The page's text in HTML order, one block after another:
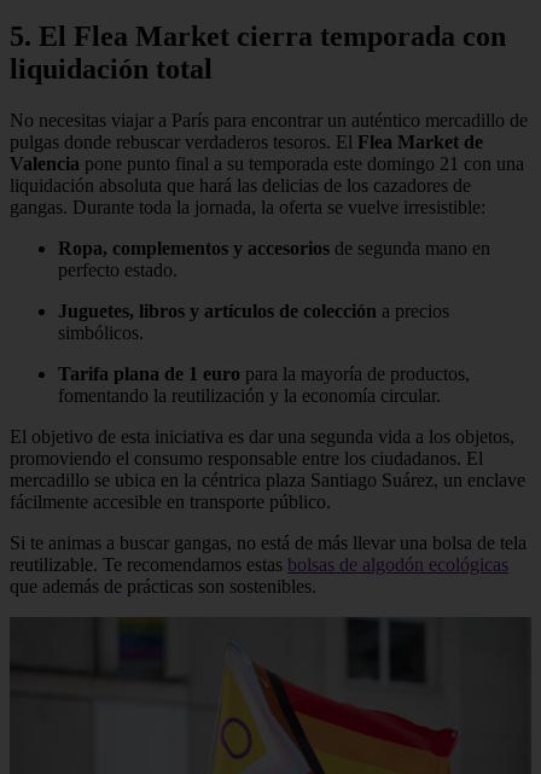
5. El Flea Market cierra temporada con
liquidación total
No necesitas viajar a París para encontrar un auténtico mercadillo de
pulgas donde rebuscar verdaderos tesoros. El Flea Market de
Valencia pone punto final a su temporada este domingo 21 con una
liquidación absoluta que hará las delicias de los cazadores de
gangas. Durante toda la jornada, la oferta se vuelve irresistible:
Ropa, complementos y accesorios de segunda mano en
perfecto estado.
Juguetes, libros y artículos de colección a precios
simbólicos.
Tarifa plana de 1 euro para la mayoría de productos,
fomentando la reutilización y la economía circular.
El objetivo de esta iniciativa es dar una segunda vida a los objetos,
promoviendo el consumo responsable entre los ciudadanos. El
mercadillo se ubica en la céntrica plaza Santiago Suárez, un enclave
fácilmente accesible en transporte público.
Si te animas a buscar gangas, no está de más llevar una bolsa de tela
reutilizable. Te recomendamos estas bolsas de algodón ecológicas
que además de prácticas son sostenibles.